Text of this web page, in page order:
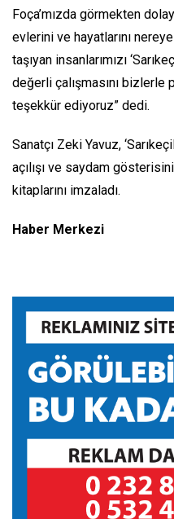
Foça’mızda görmekten
evlerini ve hayatlarını
taşıyan insanlarımızı
değerli çalışmasını bizlerle
teşekkür ediyoruz” dedi.
Sanatçı Zeki Yavuz,
açılışı ve saydam
kitaplarını imzaladı.
Haber Merkezi